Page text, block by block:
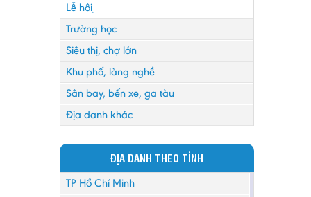
Lễ hội
Trường học
Siêu thị, chợ lớn
Khu phố, làng nghề
Sân bay, bến xe, ga tàu
Địa danh khác
ĐỊA DANH THEO TỈNH
TP Hồ Chí Minh